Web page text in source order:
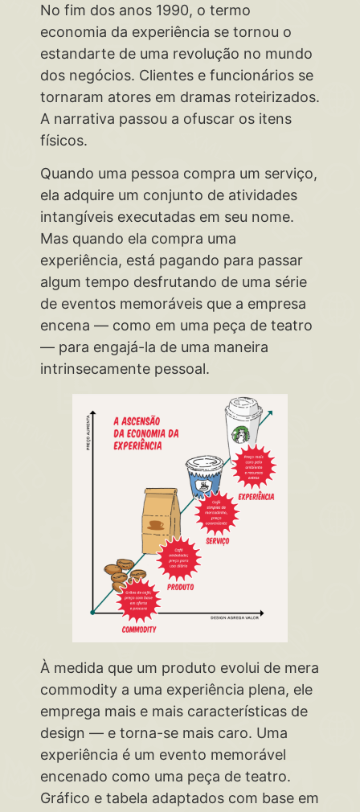
No fim dos anos 1990, o termo
economia da experiência se tornou o
estandarte de uma revolução no mundo
dos negócios. Clientes e funcionários se
tornaram atores em dramas roteirizados.
A narrativa passou a ofuscar os itens
físicos.
Quando uma pessoa compra um serviço,
ela adquire um conjunto de atividades
intangíveis executadas em seu nome.
Mas quando ela compra uma
experiência, está pagando para passar
algum tempo desfrutando de uma série
de eventos memoráveis que a empresa
encena — como em uma peça de teatro
— para engajá-la de uma maneira
intrinsecamente pessoal.
À medida que um produto evolui de mera
commodity a uma experiência plena, ele
emprega mais e mais características de
design — e torna-se mais caro. Uma
experiência é um evento memorável
encenado como uma peça de teatro.
Gráfico e tabela adaptados com base em